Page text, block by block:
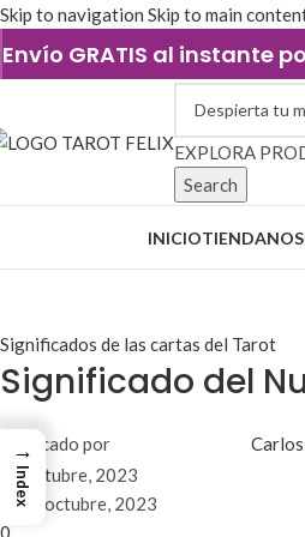
Skip to navigation Skip to main
Envío GRATIS al instante
EXPLORA
Search
INICIOTIENDA
Significados de las cartas del Tarot
Significado del
Publicado por
31 octubre, 2023
El 29 octubre, 2023
0
→
Index